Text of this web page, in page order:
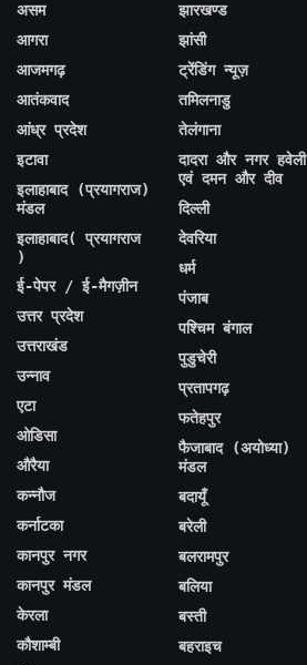
असम
आगरा
आजमगढ़
आतंकवाद
आंध्र प्रदेश
इटावा
इलाहाबाद (प्रयागराज)
मंडल
इलाहाबाद( प्रयागराज
)
ई-पेपर / ई-मैगज़ीन
उत्तर प्रदेश
उत्तराखंड
उन्नाव
एटा
ओडिसा
औरैया
कन्नौज
कर्नाटका
कानपुर नगर
कानपुर मंडल
केरला
कौशाम्बी
झारखण्ड
झांसी
ट्रेंडिंग न्यूज़
तमिलनाडु
तेलंगाना
दादरा और नगर हवेली
एवं दमन और दीव
दिल्ली
देवरिया
धर्म
पंजाब
पश्चिम बंगाल
पुडुचेरी
प्रतापगढ़
फतेहपुर
फैजाबाद (अयोध्या)
मंडल
बदायूँ
बरेली
बलरामपुर
बलिया
बस्ती
बहराइच